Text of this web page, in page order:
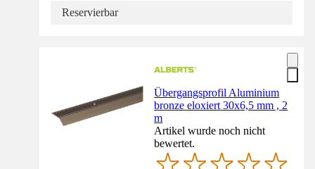
Reservierbar
Übergangsprofil Aluminium
bronze eloxiert 30x6,5 mm , 2
m
Artikel wurde noch nicht
bewertet.